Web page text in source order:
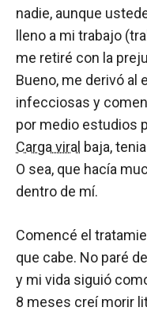
nadie, aunque
lleno a mi trabajo
me retiré con la
Bueno, me derivó al
infecciosas y
por medio estudios
Carga viral baja,
O sea, que hacía
dentro de mí.
Comencé el
que cabe. No paré
y mi vida siguió
8 meses creí morir